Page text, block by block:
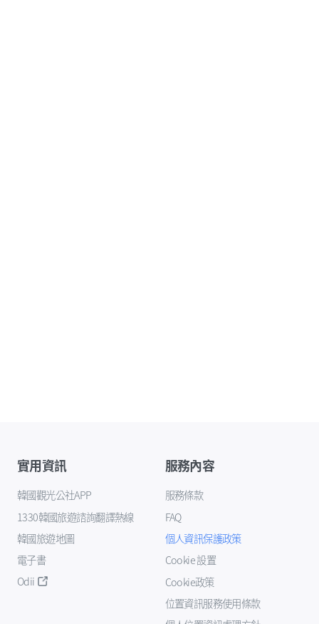
實用資訊
韓國觀光公社APP
1330韓國旅遊諮詢翻譯熱線
韓國旅遊地圖
電子書
Odii
服務內容
服務條款
FAQ
個人資訊保護政策
Cookie 設置
Cookie政策
位置資訊服務使用條款